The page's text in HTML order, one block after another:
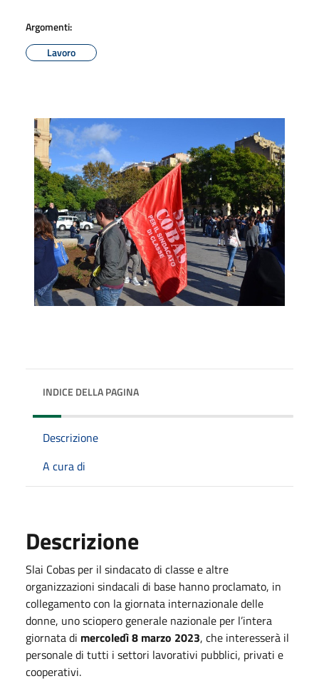
Argomenti:
Lavoro
INDICE DELLA PAGINA
Descrizione
A cura di
Descrizione
Slai Cobas per il sindacato di classe e altre
organizzazioni sindacali di base hanno proclamato, in
collegamento con la giornata internazionale delle
donne, uno sciopero generale nazionale per l’intera
giornata di mercoledì 8 marzo 2023, che interesserà il
personale di tutti i settori lavorativi pubblici, privati e
cooperativi.